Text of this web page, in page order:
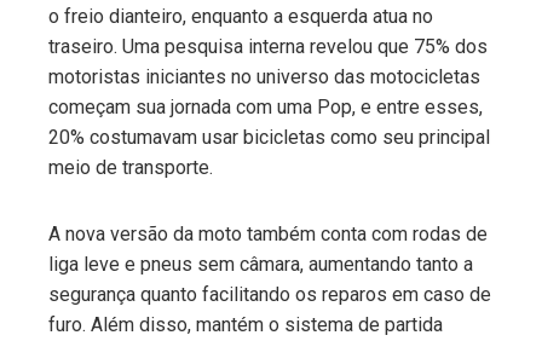
o freio dianteiro, enquanto a esquerda atua no
traseiro. Uma pesquisa interna revelou que 75% dos
motoristas iniciantes no universo das motocicletas
começam sua jornada com uma Pop, e entre esses,
20% costumavam usar bicicletas como seu principal
meio de transporte.
A nova versão da moto também conta com rodas de
liga leve e pneus sem câmara, aumentando tanto a
segurança quanto facilitando os reparos em caso de
furo. Além disso, mantém o sistema de partida